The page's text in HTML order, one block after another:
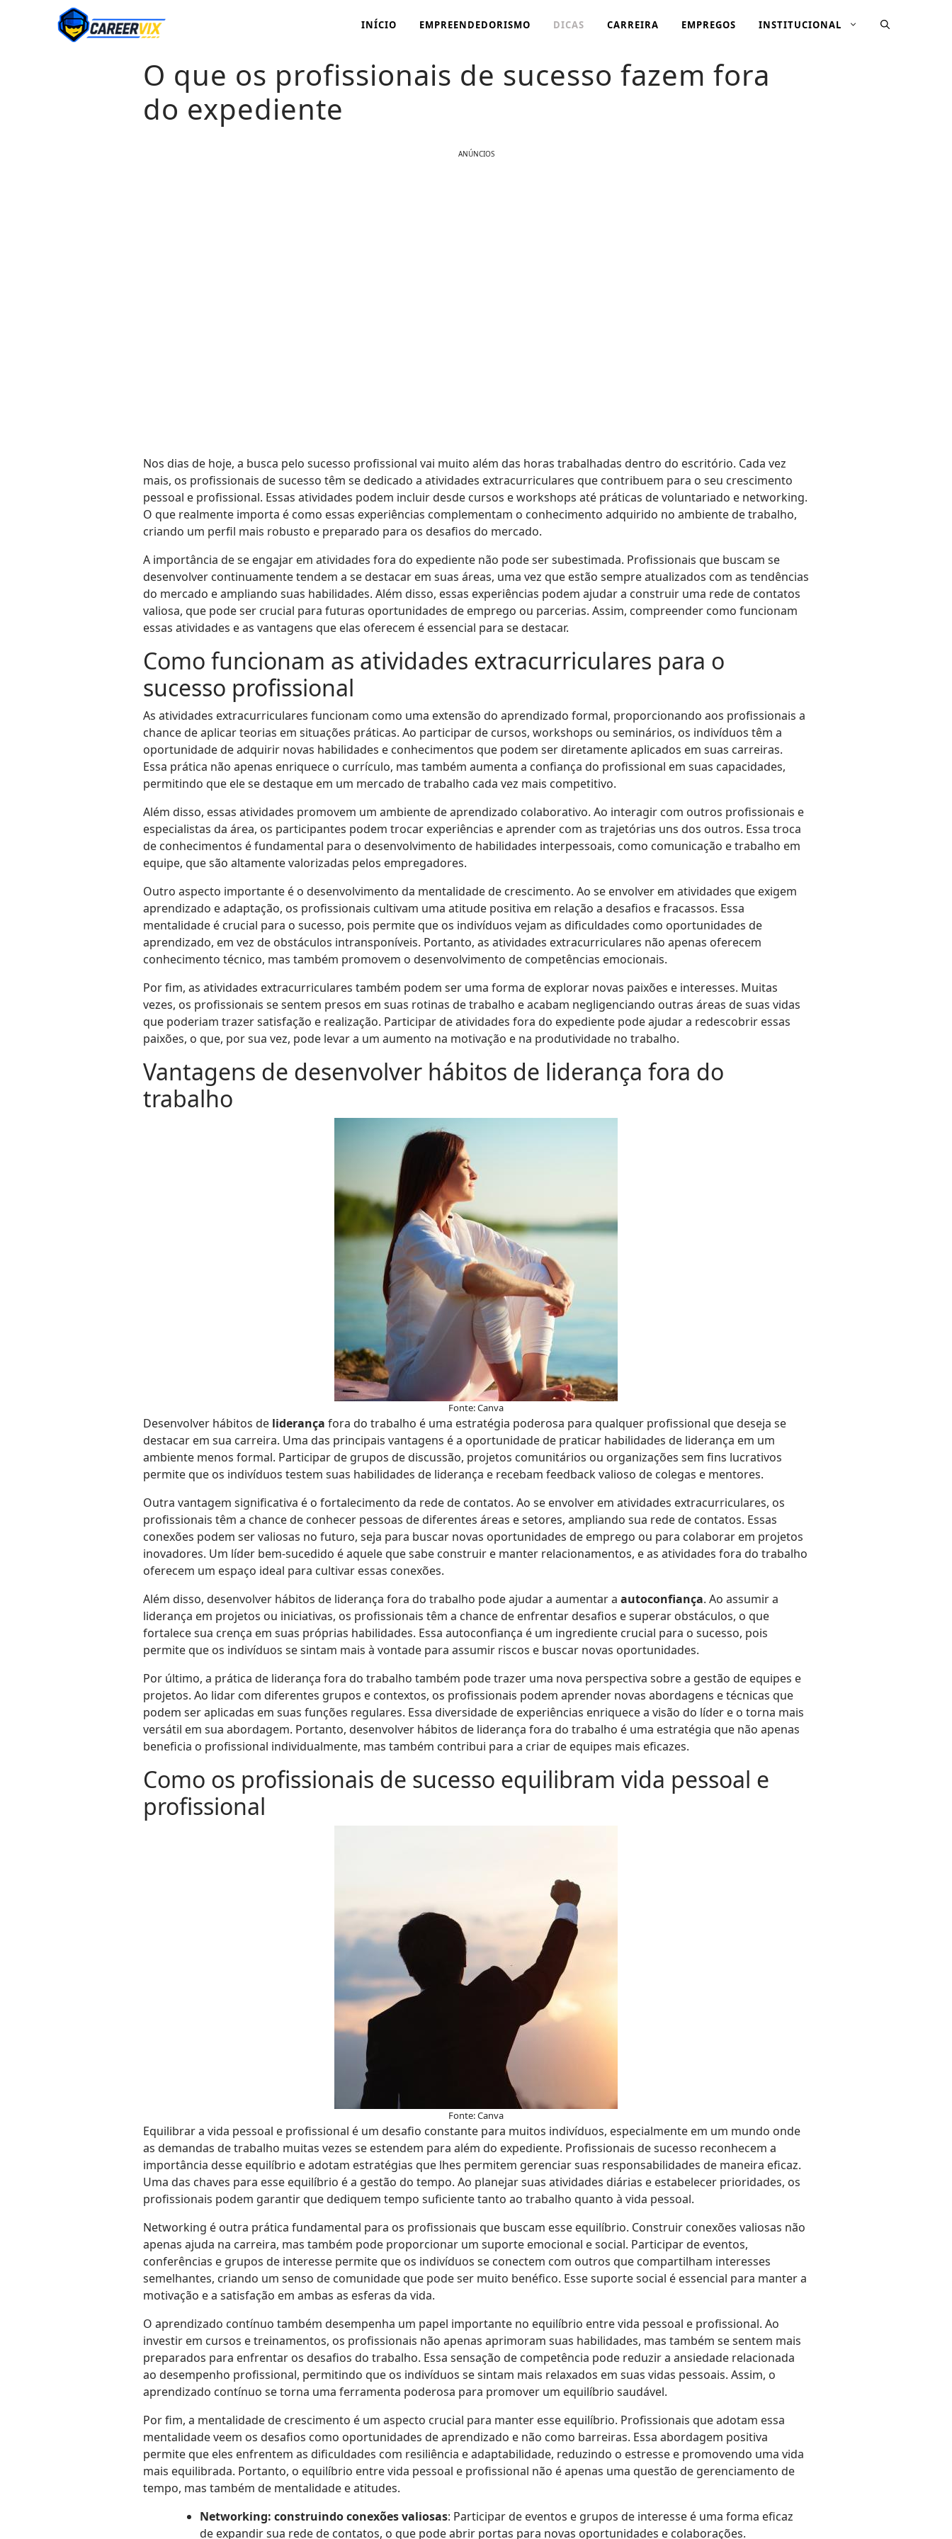
INÍCIO EMPREENDEDORISMO DICAS CARREIRA EMPREGOS INSTITUCIONAL
O que os profissionais de sucesso fazem fora
do expediente
ANÚNCIOS
Nos dias de hoje, a busca pelo sucesso profissional vai muito além das horas trabalhadas dentro do escritório. Cada vez
mais, os profissionais de sucesso têm se dedicado a atividades extracurriculares que contribuem para o seu crescimento
pessoal e profissional. Essas atividades podem incluir desde cursos e workshops até práticas de voluntariado e networking.
O que realmente importa é como essas experiências complementam o conhecimento adquirido no ambiente de trabalho,
criando um perfil mais robusto e preparado para os desafios do mercado.
A importância de se engajar em atividades fora do expediente não pode ser subestimada. Profissionais que buscam se
desenvolver continuamente tendem a se destacar em suas áreas, uma vez que estão sempre atualizados com as tendências
do mercado e ampliando suas habilidades. Além disso, essas experiências podem ajudar a construir uma rede de contatos
valiosa, que pode ser crucial para futuras oportunidades de emprego ou parcerias. Assim, compreender como funcionam
essas atividades e as vantagens que elas oferecem é essencial para se destacar.
Como funcionam as atividades extracurriculares para o
sucesso profissional
As atividades extracurriculares funcionam como uma extensão do aprendizado formal, proporcionando aos profissionais a
chance de aplicar teorias em situações práticas. Ao participar de cursos, workshops ou seminários, os indivíduos têm a
oportunidade de adquirir novas habilidades e conhecimentos que podem ser diretamente aplicados em suas carreiras.
Essa prática não apenas enriquece o currículo, mas também aumenta a confiança do profissional em suas capacidades,
permitindo que ele se destaque em um mercado de trabalho cada vez mais competitivo.
Além disso, essas atividades promovem um ambiente de aprendizado colaborativo. Ao interagir com outros profissionais e
especialistas da área, os participantes podem trocar experiências e aprender com as trajetórias uns dos outros. Essa troca
de conhecimentos é fundamental para o desenvolvimento de habilidades interpessoais, como comunicação e trabalho em
equipe, que são altamente valorizadas pelos empregadores.
Outro aspecto importante é o desenvolvimento da mentalidade de crescimento. Ao se envolver em atividades que exigem
aprendizado e adaptação, os profissionais cultivam uma atitude positiva em relação a desafios e fracassos. Essa
mentalidade é crucial para o sucesso, pois permite que os indivíduos vejam as dificuldades como oportunidades de
aprendizado, em vez de obstáculos intransponíveis. Portanto, as atividades extracurriculares não apenas oferecem
conhecimento técnico, mas também promovem o desenvolvimento de competências emocionais.
Por fim, as atividades extracurriculares também podem ser uma forma de explorar novas paixões e interesses. Muitas
vezes, os profissionais se sentem presos em suas rotinas de trabalho e acabam negligenciando outras áreas de suas vidas
que poderiam trazer satisfação e realização. Participar de atividades fora do expediente pode ajudar a redescobrir essas
paixões, o que, por sua vez, pode levar a um aumento na motivação e na produtividade no trabalho.
Vantagens de desenvolver hábitos de liderança fora do
trabalho
Fonte: Canva
Desenvolver hábitos de liderança fora do trabalho é uma estratégia poderosa para qualquer profissional que deseja se
destacar em sua carreira. Uma das principais vantagens é a oportunidade de praticar habilidades de liderança em um
ambiente menos formal. Participar de grupos de discussão, projetos comunitários ou organizações sem fins lucrativos
permite que os indivíduos testem suas habilidades de liderança e recebam feedback valioso de colegas e mentores.
Outra vantagem significativa é o fortalecimento da rede de contatos. Ao se envolver em atividades extracurriculares, os
profissionais têm a chance de conhecer pessoas de diferentes áreas e setores, ampliando sua rede de contatos. Essas
conexões podem ser valiosas no futuro, seja para buscar novas oportunidades de emprego ou para colaborar em projetos
inovadores. Um líder bem-sucedido é aquele que sabe construir e manter relacionamentos, e as atividades fora do trabalho
oferecem um espaço ideal para cultivar essas conexões.
Além disso, desenvolver hábitos de liderança fora do trabalho pode ajudar a aumentar a autoconfiança. Ao assumir a
liderança em projetos ou iniciativas, os profissionais têm a chance de enfrentar desafios e superar obstáculos, o que
fortalece sua crença em suas próprias habilidades. Essa autoconfiança é um ingrediente crucial para o sucesso, pois
permite que os indivíduos se sintam mais à vontade para assumir riscos e buscar novas oportunidades.
Por último, a prática de liderança fora do trabalho também pode trazer uma nova perspectiva sobre a gestão de equipes e
projetos. Ao lidar com diferentes grupos e contextos, os profissionais podem aprender novas abordagens e técnicas que
podem ser aplicadas em suas funções regulares. Essa diversidade de experiências enriquece a visão do líder e o torna mais
versátil em sua abordagem. Portanto, desenvolver hábitos de liderança fora do trabalho é uma estratégia que não apenas
beneficia o profissional individualmente, mas também contribui para a criar de equipes mais eficazes.
Como os profissionais de sucesso equilibram vida pessoal e
profissional
Fonte: Canva
Equilibrar a vida pessoal e profissional é um desafio constante para muitos indivíduos, especialmente em um mundo onde
as demandas de trabalho muitas vezes se estendem para além do expediente. Profissionais de sucesso reconhecem a
importância desse equilíbrio e adotam estratégias que lhes permitem gerenciar suas responsabilidades de maneira eficaz.
Uma das chaves para esse equilíbrio é a gestão do tempo. Ao planejar suas atividades diárias e estabelecer prioridades, os
profissionais podem garantir que dediquem tempo suficiente tanto ao trabalho quanto à vida pessoal.
Networking é outra prática fundamental para os profissionais que buscam esse equilíbrio. Construir conexões valiosas não
apenas ajuda na carreira, mas também pode proporcionar um suporte emocional e social. Participar de eventos,
conferências e grupos de interesse permite que os indivíduos se conectem com outros que compartilham interesses
semelhantes, criando um senso de comunidade que pode ser muito benéfico. Esse suporte social é essencial para manter a
motivação e a satisfação em ambas as esferas da vida.
O aprendizado contínuo também desempenha um papel importante no equilíbrio entre vida pessoal e profissional. Ao
investir em cursos e treinamentos, os profissionais não apenas aprimoram suas habilidades, mas também se sentem mais
preparados para enfrentar os desafios do trabalho. Essa sensação de competência pode reduzir a ansiedade relacionada
ao desempenho profissional, permitindo que os indivíduos se sintam mais relaxados em suas vidas pessoais. Assim, o
aprendizado contínuo se torna uma ferramenta poderosa para promover um equilíbrio saudável.
Por fim, a mentalidade de crescimento é um aspecto crucial para manter esse equilíbrio. Profissionais que adotam essa
mentalidade veem os desafios como oportunidades de aprendizado e não como barreiras. Essa abordagem positiva
permite que eles enfrentem as dificuldades com resiliência e adaptabilidade, reduzindo o estresse e promovendo uma vida
mais equilibrada. Portanto, o equilíbrio entre vida pessoal e profissional não é apenas uma questão de gerenciamento de
tempo, mas também de mentalidade e atitudes.
Networking: construindo conexões valiosas: Participar de eventos e grupos de interesse é uma forma eficaz
de expandir sua rede de contatos, o que pode abrir portas para novas oportunidades e colaborações.